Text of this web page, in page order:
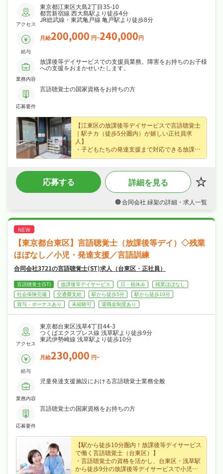
アクセス
東京都江東区大島2丁目35-10
都営新宿線 西大島駅より徒歩4分
JR総武線・東武亀戸線 亀戸駅より徒歩8分
給与
月給200,000 円~240,000円
業務内容
放課後等デイサービスでの支援員業務。障害をお持ちのお子様
への支援をおまかせいたします。
応募要件
言語聴覚士の国家資格をお持ちの方
【江東区の放課後等デイサービスで言語聴覚士
｜駅チカ（徒歩5分圏内）が嬉しい正社員求
人】
・子どもたちの発達支援まで対応できる放課後
等デイサービスの言語聴覚士募集（江東区・西
迎なので安心してスタートできます！
・賞与年3.0ヶ月分・昇給ありなど好待遇で、
月給20〜24万円の正社員求人、あなたの経験を
・完全週休2日制、年末年始休暇など長期休暇
長く続けられる環境です！
応募する 詳細を見る
合同会社 緑架の詳細・求人一覧
【東京都台東区】言語聴覚士（放課後等デイ）◇残業
ほぼなし／小児・発達支援／言語訓練
合同会社3721の言語聴覚士(ST)求人（台東区・正社員）
言語聴覚士(ST) 放課後等デイサービス 日・祝休み
残業ほぼなし
社会保険完備
交通費支給 駅から徒歩5分
駅から徒歩10分
賞与・ボーナスあり
未経験可 退職金制度あり
アクセス
東京都台東区浅草4丁目44-3
つくばエクスプレス線 浅草駅より徒歩9分
東武伊勢崎線 浅草駅より徒歩10分
給与
月給230,000 円~
業務内容
児童発達支援施設における言語聴覚士業務全般
応募要件
言語聴覚士の国家資格をお持ちの方
【駅から徒歩10分圏内！放課後等デイサービス
で働く言語聴覚士（台東区）】
・言語聴覚士の資格を活かし、台東区・浅草駅
から徒歩9分の放課後等デイサービスで小児・